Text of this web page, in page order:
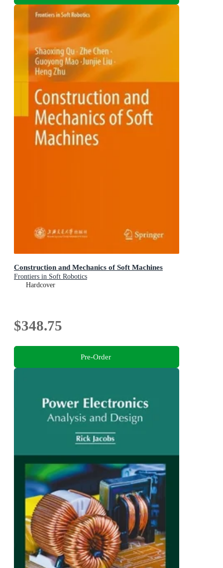
Construction and Mechanics of Soft Machines
Frontiers in Soft Robotics
Hardcover
$348.75
Pre-Order